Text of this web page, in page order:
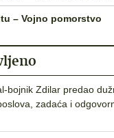
– Vojno pomorstvo
bojnik Zdilar predao
zadaća i